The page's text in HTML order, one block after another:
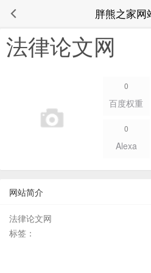
胖熊之家网
法律论文网
0
百度权重
0
Alexa
网站简介
法律论文网
标签：